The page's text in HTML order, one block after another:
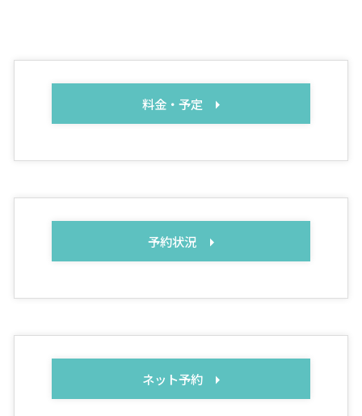
料金・予定
予約状況
ネット予約